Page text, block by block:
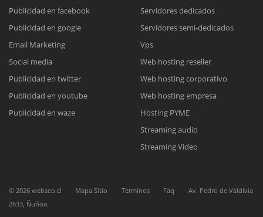
Reunión online
Meet para la reunión online.
Cotización
Complete el formulario y nos contactaremos a la brevedad.
Chat Online
Todos nuestros ejecutivos están fuera de línea. Complete el formulario
para enviarnos un correo electrónico con sus datos personales.
Publicidad en facebook
Publicidad en google
Email Marketing
Social media
Publicidad en twitter
Publicidad en youtube
Publicidad en waze
Servidores dedicados
Servidores semi-dedicados
Vps
Web hosting reseller
Web hosting corporativo
Web hosting empresa
Hosting PYME
Streaming audio
Streaming Video
© 2026 webseo.cl Mapa Sitio Terminos Faq
Av. Pedro de Valdivia
2633, Ñuñoa.